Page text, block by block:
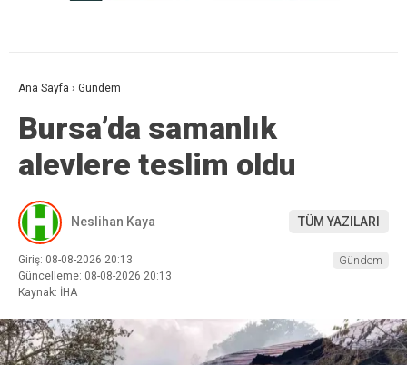
Ana Sayfa › Gündem
Bursa’da samanlık
alevlere teslim oldu
Neslihan Kaya TÜM YAZILARI
Giriş: 08-08-2026 20:13
Güncelleme: 08-08-2026 20:13
Kaynak: İHA
Gündem